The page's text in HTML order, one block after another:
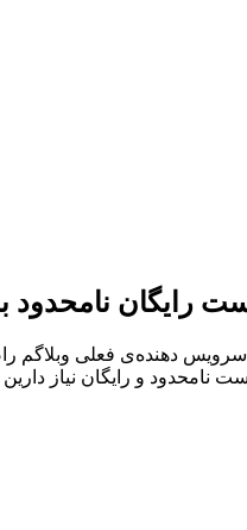
رایگان نامحدود
سرویس دهنده‌ی فعلی وبلاگم
نامحدود و رایگان نیاز